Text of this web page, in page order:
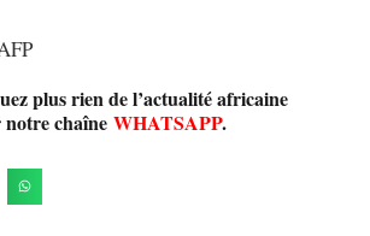
plus rien de l’actualité africaine
chaîne WHATSAPP.